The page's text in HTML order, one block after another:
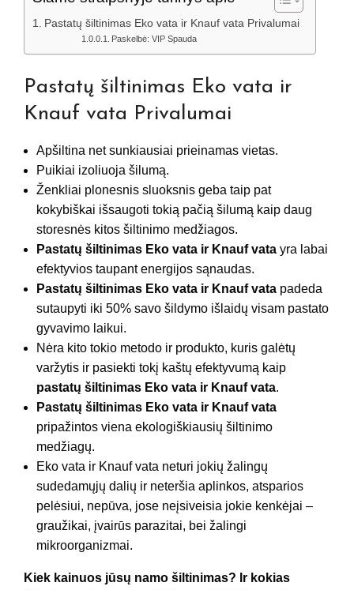
Pastatų šiltinimas Eko vata ir Knauf vata Privalumai
Paskelbė: VIP Spauda
Pastatų šiltinimas Eko vata ir
Knauf vata Privalumai
Apšiltina net sunkiausiai prieinamas vietas.
Puikiai izoliuoja šilumą.
Ženkliai plonesnis sluoksnis geba taip pat
kokybiškai išsaugoti tokią pačią šilumą kaip daug
storesnės kitos šiltinimo medžiagos.
Pastatų šiltinimas Eko vata ir Knauf vata yra labai
efektyvios taupant energijos sąnaudas.
Pastatų šiltinimas Eko vata ir Knauf vata padeda
sutaupyti iki 50% savo šildymo išlaidų visam pastato
gyvavimo laikui.
Nėra kito tokio metodo ir produkto, kuris galėtų
varžytis ir pasiekti tokį kaštų efektyvumą kaip
pastatų šiltinimas Eko vata ir Knauf vata.
Pastatų šiltinimas Eko vata ir Knauf vata
pripažintos viena ekologiškiausių šiltinimo
medžiagų.
Eko vata ir Knauf vata neturi jokių žalingų
sudedamųjų dalių ir neteršia aplinkos, atsparios
pelėsiui, nepūva, jose neįsiveisia jokie kenkėjai –
graužikai, įvairūs parazitai, bei žalingi
mikroorganizmai.
Kiek kainuos jūsų namo šiltinimas? Ir kokias